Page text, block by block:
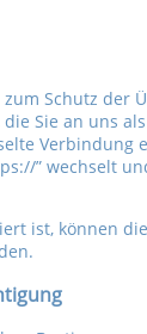
Schutz der
Sie an uns
Verbindung
” wechselt
ist, können